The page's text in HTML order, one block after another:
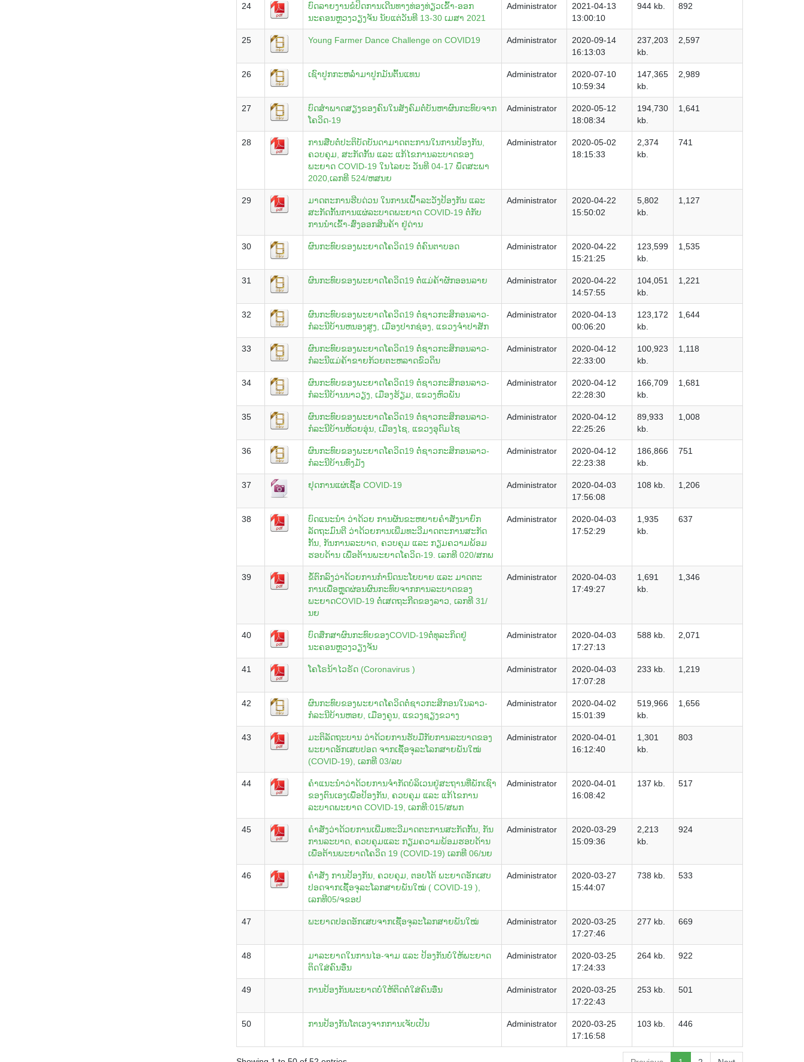
24
ບົດລາຍງານຂໍປິດການເດີນທາງທ່ອງທ່ຽວເຂົ້າ-ອອກ
ນະຄອນຫຼວງວຽງຈັນ ນັບແຕ່ວັນທີ 13-30 ເມສາ 2021
Administrator
2021-04-13
13:00:10
944 kb. 892
25 Young Farmer Dance Challenge on COVID19 Administrator
2020-09-14
16:13:03
237,203
kb.
2,597
26 ເຊົາປູກກະຫລໍ່າມາປູກມັນຕົ້ນແທນ Administrator
2020-07-10
10:59:34
147,365
kb.
2,989
27
ບົດສຳພາດສຽງຂອງຄົນໃນສັງຄົມຕໍ່ບັນຫາຜົນກະທົບຈາກ
ໂຄວິດ-19
Administrator
2020-05-12
18:08:34
194,730
kb.
1,641
28
ການສືບຕໍ່ປະຕິບັດບັນດາມາດຕະການໃນການປ້ອງກັນ,
ຄວບຄຸມ, ສະກັດກັ້ນ ແລະ ແກ້ໄຂການລະບາດຂອງ
ພະຍາດ COVID-19 ໃນໄລຍະ ວັນທີ 04-17 ພຶດສະພາ
2020,ເລກທີ 524/ຫສນຍ
Administrator
2020-05-02
18:15:33
2,374
kb.
741
29
ມາດຕະການຮີບດ່ວນ ໃນການເຝົ້າລະວັງປ້ອງກັນ ແລະ
ສະກັດກັ້ນການແຜ່ລະບາດພະຍາດ COVID-19 ຕໍ່ກັບ
ການນຳເຂົ້າ-ສົ່ງອອກສິນຄ້າ ຢູ່ດ່ານ
Administrator
2020-04-22
15:50:02
5,802
kb.
1,127
30 ຜົນກະທົບຂອງພະຍາດໂຄວິດ19 ຕໍ່ຄົນຕາບອດ Administrator
2020-04-22
15:21:25
123,599
kb.
1,535
31 ຜົນກະທົບຂອງພະຍາດໂຄວິດ19 ຕໍ່ແມ່ຄ້າຜັກອອນລາຍ Administrator
2020-04-22
14:57:55
104,051
kb.
1,221
32
ຜົນກະທົບຂອງພະຍາດໂຄວິດ19 ຕໍ່ຊາວກະສິກອນລາວ-
ກໍລະນີບ້ານຫນອງສູງ, ເມືອງປາກຊ່ອງ, ແຂວງຈຳປາສັກ
Administrator
2020-04-13
00:06:20
123,172
kb.
1,644
33
ຜົນກະທົບຂອງພະຍາດໂຄວິດ19 ຕໍ່ຊາວກະສິກອນລາວ-
ກໍລະນີແມ່ຄ້າຂາຍກ້ວຍຕະຫລາດຂົວດິນ
Administrator
2020-04-12
22:33:00
100,923
kb.
1,118
34
ຜົນກະທົບຂອງພະຍາດໂຄວິດ19 ຕໍ່ຊາວກະສິກອນລາວ-
ກໍລະນີບ້ານນາວຽງ, ເມືອງຮ້ຽມ, ແຂວງຫົວພັນ
Administrator
2020-04-12
22:28:30
166,709
kb.
1,681
35
ຜົນກະທົບຂອງພະຍາດໂຄວິດ19 ຕໍ່ຊາວກະສິກອນລາວ-
ກໍລະນີບ້ານຫ້ວຍອຸ່ນ, ເມືອງໄຊ, ແຂວງອຸດົມໄຊ
Administrator
2020-04-12
22:25:26
89,933
kb.
1,008
36
ຜົນກະທົບຂອງພະຍາດໂຄວິດ19 ຕໍ່ຊາວກະສິກອນລາວ-
ກໍລະນີບ້ານທົ່ງມັ່ງ
Administrator
2020-04-12
22:23:38
186,866
kb.
751
37 ຢຸດການແຜ່ເຊື້ອ COVID-19 Administrator
2020-04-03
17:56:08
108 kb. 1,206
38
ບົດແນະນໍາ ວ່າດ້ວຍ ການຜັນຂະຫຍາຍຄໍາສັ່ງນາຍົກ
ລັດຖະມົນຕີ ວ່າດ້ວຍການເພີ່ມທະວີມາດຕະການສະກັດ
ກັ້ນ, ກັນການລະບາດ, ຄວບຄຸມ ແລະ ກຽມຄວາມພ້ອມ
ຮອບດ້ານ ເພື່ອຕ້ານພະຍາດໂຄວິດ-19. ເລກທີ 020/ສກພ
Administrator
2020-04-03
17:52:29
1,935
kb.
637
39
ຂໍ້ຕົກລົງວ່າດ້ວຍການກຳນົດນະໂຍບາຍ ແລະ ມາດຕະ
ການເພື່ອຫຼຸດຜ່ອນຜົນກະທົບຈາກການລະບາດຂອງ
ພະຍາດCOVID-19 ຕໍ່ເສດຖະກີດຂອງລາວ, ເລກທີ 31/
ນຍ
Administrator
2020-04-03
17:49:27
1,691
kb.
1,346
40
ບົດສຶກສາຜົນກະທົບຂອງCOVID-19ຕໍ່ທຸລະກິດຢູ່
ນະຄອນຫຼວງວຽງຈັນ
Administrator
2020-04-03
17:27:13
588 kb. 2,071
41 ໂຄໂຣນ້າໄວຣັດ (Coronavirus ) Administrator
2020-04-03
17:07:28
233 kb. 1,219
42
ຜົນກະທົບຂອງພະຍາດໂຄວິດຕໍ່ຊາວກະສິກອນໃນລາວ-
ກໍລະນີບ້ານຫອຍ, ເມືອງຄູນ, ແຂວງຊຽງຂວາງ
Administrator
2020-04-02
15:01:39
519,966
kb.
1,656
43
ມະຕິລັດຖະບານ ວ່າດ້ວຍການຮັບມືກັບການລະບາດຂອງ
ພະຍາດອັກເສບປອດ ຈາກເຊື້ອຈຸລະໂລກສາຍພັນໃໝ່
(COVID-19), ເລກທີ 03/ລບ
Administrator
2020-04-01
16:12:40
1,301
kb.
803
44
ຄຳແນະນຳວ່າດ້ວຍການຈຳກັດບໍລິເວນຢູ່ສະຖານທີ່ພັກເຊົາ
ຂອງຕົນເອງເພື່ອປ້ອງກັນ, ຄວບຄຸມ ແລະ ແກ້ໄຂການ
ລະບາດພະຍາດ COVID-19, ເລກທີ:015/ສພກ
Administrator
2020-04-01
16:08:42
137 kb. 517
45
ຄຳສັ່ງວ່າດ້ວຍການເພີ່ມທະວີມາດຕະການສະກັດກັ້ນ, ກັນ
ການລະບາດ, ຄວບຄຸມແລະ ກຽມຄວາມພ້ອມຮອບດ້ານ
ເພື່ອຕ້ານພະຍາດໂຄວິດ 19 (COVID-19) ເລກທີ 06/ນຍ
Administrator
2020-03-29
15:09:36
2,213
kb.
924
46
ຄຳສັ່ງ ການປ້ອງກັນ, ຄວບຄຸມ, ຕອບໂຕ້ ພະຍາດອັກເສບ
ປອດຈາກເຊື້ອຈຸລະໂລກສາຍພັນໃໝ່ ( COVID-19 ),
ເລກທີ05/ຈຂອປ
Administrator
2020-03-27
15:44:07
738 kb. 533
47 ພະຍາດປອດອັກເສບຈາກເຊື້ອຈຸລະໂລກສາຍພັນໃໝ່ Administrator
2020-03-25
17:27:46
277 kb. 669
48
ມາລະຍາດໃນການໄອ-ຈາມ ແລະ ປ້ອງກັນບໍ່ໃຫ້ພະຍາດ
ຕິດໃສ່ຄົນອື່ນ
Administrator
2020-03-25
17:24:33
264 kb. 922
49 ການປ້ອງກັນພະຍາດບໍ່ໃຫ້ຕິດຕໍ່ໃສ່ຄົນອື່ນ Administrator
2020-03-25
17:22:43
253 kb. 501
50 ການປ້ອງກັນໂຕເອງຈາກການເຈັບເປັນ Administrator
2020-03-25
17:16:58
103 kb. 446